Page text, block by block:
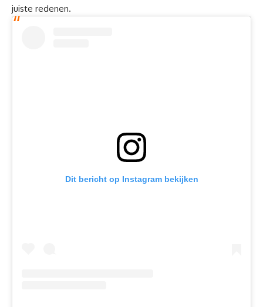
juiste redenen.
Dit bericht op Instagram bekijken